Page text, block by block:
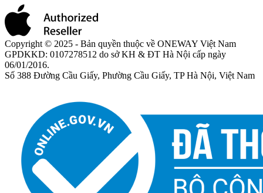
Copyright © 2025 - Bản quyền thuộc về ONEWAY Việt Nam
GPDKKD: 0107278512 do sở KH & ĐT Hà Nội cấp ngày
06/01/2016.
Số 388 Đường Cầu Giấy, Phường Cầu Giấy, TP Hà Nội, Việt Nam